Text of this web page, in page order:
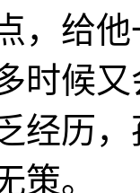
，给
时候
经历
策。